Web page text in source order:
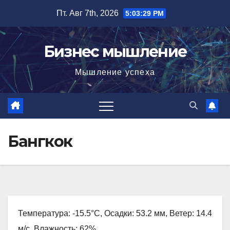
содержимому
Пт. Авг 7th, 2026 5:03:30 PM
Бизнес мышление
Мышление успеха
Бангкок
Температура: -15.5°C, Осадки: 53.2 мм, Ветер: 14.4